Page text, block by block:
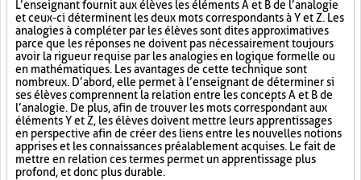
L’enseignant fournit aux élèves les éléments A et B de l’analogie
et ceux-ci déterminent les deux mots correspondants à Y et Z. Les
analogies à compléter par les élèves sont dites approximatives
parce que les réponses ne doivent pas nécessairement toujours
avoir la rigueur requise par les analogies en logique formelle ou
en mathématiques. Les avantages de cette technique sont
nombreux. D’abord, elle permet à l’enseignant de déterminer si
ses élèves comprennent la relation entre les concepts A et B de
l’analogie. De plus, afin de trouver les mots correspondant aux
éléments Y et Z, les élèves doivent mettre leurs apprentissages
en perspective afin de créer des liens entre les nouvelles notions
apprises et les connaissances préalablement acquises. Le fait de
mettre en relation ces termes permet un apprentissage plus
profond, et donc plus durable.